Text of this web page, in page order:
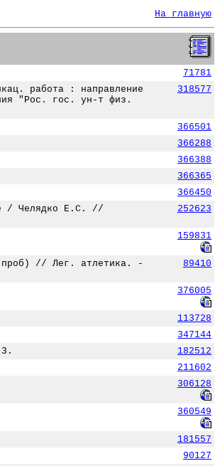
На главную
71781
работа : направление
"Рос. гос. ун-т физ.
318577
366501
366288
366388
366365
366450
/ Челядко Е.С. //
252623
159831
проб) // Лег. атлетика. -
89410
376005
113728
347144
182512
211602
306128
360549
181557
90127